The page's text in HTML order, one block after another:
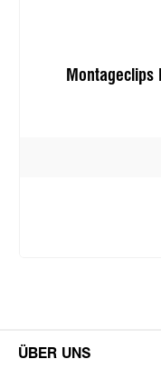
Montageclips
ÜBER UNS